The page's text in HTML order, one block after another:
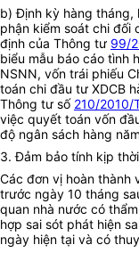
b) Định kỳ hàng tháng,
phận kiểm soát chi đối
định của Thông tư 99/
biểu mẫu báo cáo tình
NSNN, vốn trái phiếu
toán chi đầu tư XDCB
Thông tư số 210/2010/
việc quyết toán vốn
độ ngân sách hàng
3. Đảm bảo tính kịp
Các đơn vị hoàn thành
trước ngày 10 tháng
quan nhà nước có
hợp sai sót phát hiện
ngày hiện tại và có